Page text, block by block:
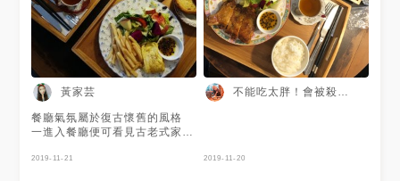
黃家芸
餐廳氣氛屬於復古懷舊的風格
一進入餐廳便可看見古老式家具
費，但是每人有低消120，室內
2019-11-21 2019-11-20